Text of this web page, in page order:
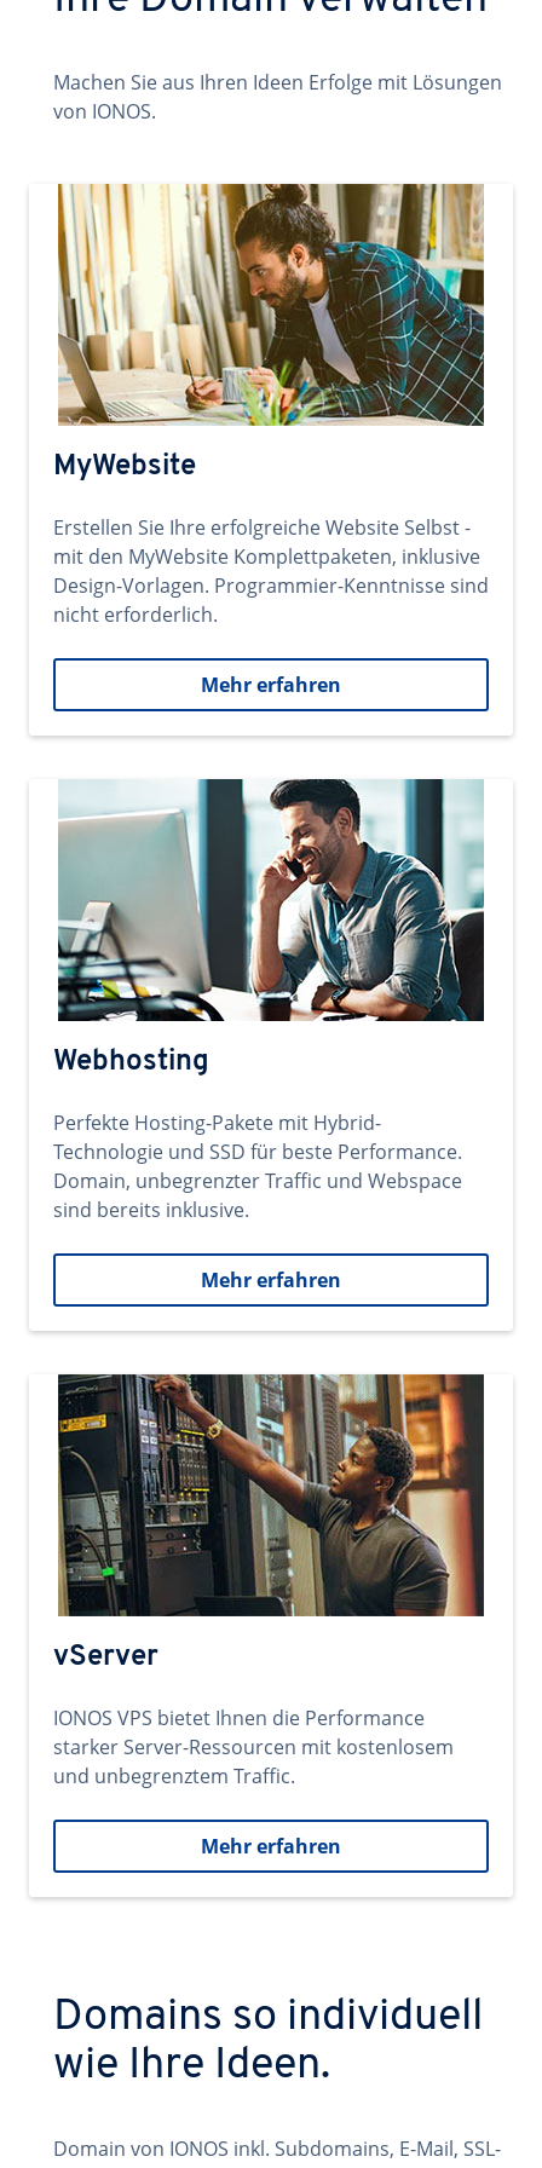
Machen Sie aus Ihren Ideen Erfolge mit Lösungen
von IONOS.
MyWebsite
Erstellen Sie Ihre erfolgreiche Website Selbst -
mit den MyWebsite Komplettpaketen, inklusive
Design-Vorlagen. Programmier-Kenntnisse sind
nicht erforderlich.
Mehr erfahren
Webhosting
Perfekte Hosting-Pakete mit Hybrid-
Technologie und SSD für beste Performance.
Domain, unbegrenzter Traffic und Webspace
sind bereits inklusive.
Mehr erfahren
vServer
IONOS VPS bietet Ihnen die Performance
starker Server-Ressourcen mit kostenlosem
und unbegrenztem Traffic.
Mehr erfahren
Domains so individuell
wie Ihre Ideen.
Domain von IONOS inkl. Subdomains, E-Mail, SSL-